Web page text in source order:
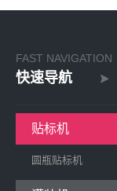
FAST NAVIGATION
快速导航
贴标机
圆瓶贴标机